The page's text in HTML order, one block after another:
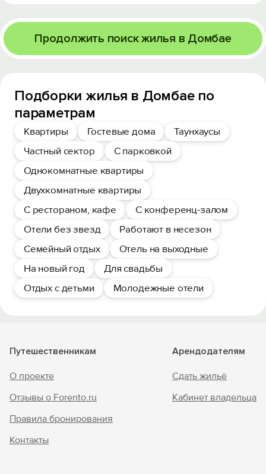
Продолжить поиск жилья в Домбае
Подборки жилья в Домбае по
параметрам
Квартиры Гостевые дома
Таунхаусы
Частный сектор
С парковкой
Однокомнатные квартиры
Двухкомнатные квартиры
С рестораном, кафе
С конференц-залом
Отели без звезд
Работают в несезон
Семейный отдых
Отель на выходные
На новый год
Для свадьбы
Отдых с детьми
Молодежные отели
Путешественникам
О проекте
Отзывы о Forento.ru
Правила бронирования
Контакты
Арендодателям
Сдать жильё
Кабинет владельца